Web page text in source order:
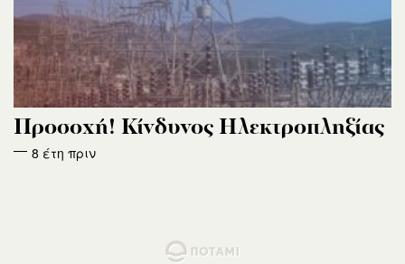
Προσοχή! Κίνδυνος Ηλεκτροπληξίας
8 έτη πριν